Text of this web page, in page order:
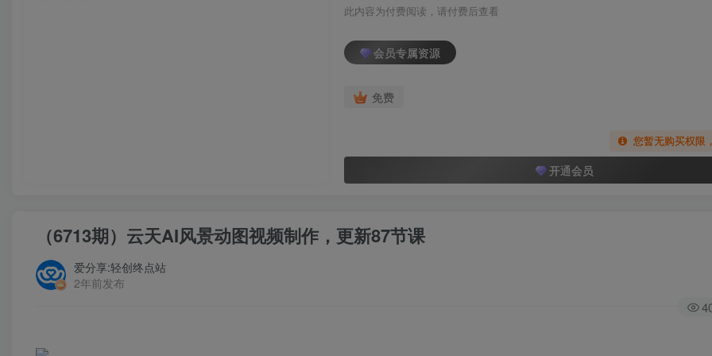
此内容为付费阅读，请付费后查看
会员专属资源
免费
您暂无购买权限
开通会员
（6713期）云天AI风景动图视频制作，更新87节课
爱分享:轻创终点站
2年前发布